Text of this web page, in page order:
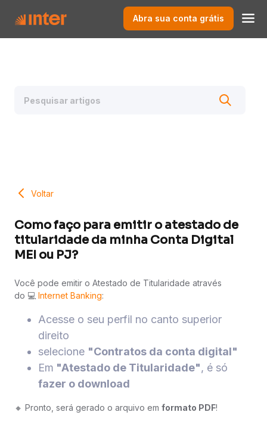
Abra sua conta grátis
Voltar
Como faço para emitir o atestado de
titularidade da minha Conta Digital
MEI ou PJ?
Você pode emitir o Atestado de Titularidade através
do 💻 Internet Banking:
Acesse o seu perfil no canto superior
direito
selecione "Contratos da conta digital"
Em "Atestado de Titularidade", é só
fazer o download
🔸 Pronto, será gerado o arquivo em formato PDF!